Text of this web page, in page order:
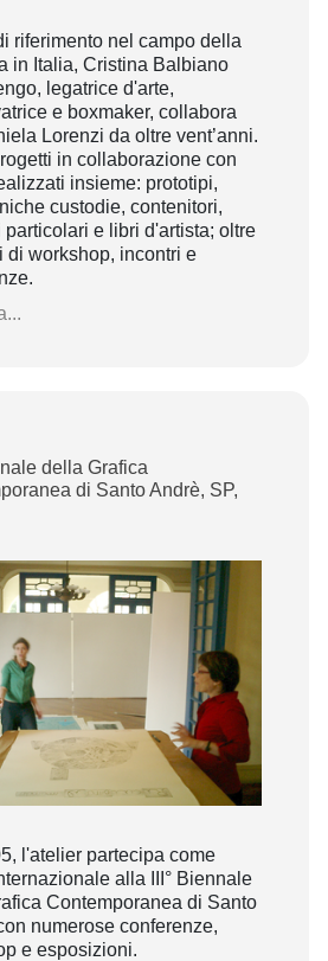
riferimento nel campo della
in Italia, Cristina Balbiano
legatrice d'arte,
e boxmaker, collabora
Lorenzi da oltre vent’anni.
in collaborazione con
insieme: prototipi,
custodie, contenitori,
e libri d'artista; oltre
di workshop, incontri e
della Grafica
di Santo Andrè, SP,
l'atelier partecipa come
alla III° Biennale
Contemporanea di Santo
numerose conferenze,
e esposizioni.